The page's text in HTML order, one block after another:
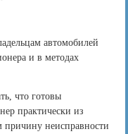
автомобилей
и в методах
что готовы
практически из
неисправности